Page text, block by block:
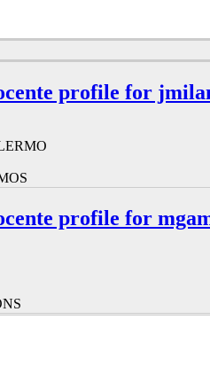
profile for
profile for